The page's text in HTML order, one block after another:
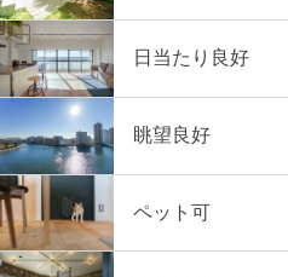
日当たり良好
眺望良好
ペット可